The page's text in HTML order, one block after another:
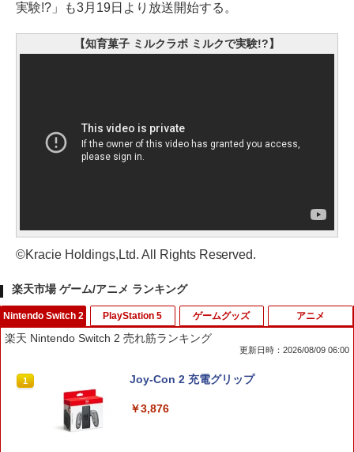
実験!?」も3月19日より放送開始する。
【知育菓子 ミルクラボ ミルクで実験!?】
©Kracie Holdings,Ltd. All Rights Reserved.
楽天市場 ゲーム/アニメ ランキング
Nintendo Switch 2
楽天 Nintendo Switch 2 売れ筋ランキング
更新日時：2026/08/09 06:00
1 Joy-Con 2 充電グリップ
￥3,876
PlayStation 5 ゲームグッズ アニメ